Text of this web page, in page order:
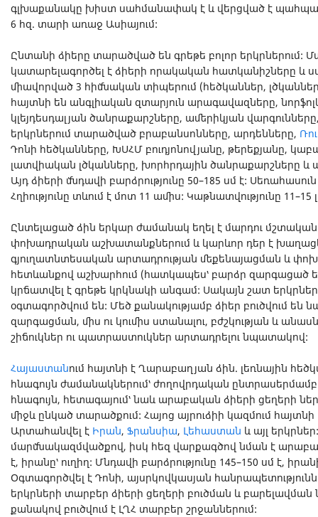
գլխաքանակը խիստ սահմանափակ է և վերցված է
6 հզ. տարի առաջ Ասիայում:
Ընտանի ձիերը տարածված են գրեթե բոլոր երկրներում:
կատարելագործել է ձիերի որակական հատկանիշները և
միավորված 3 հիմնական տիպերում (հեծկաններ,
հայտնի են անգլիական զտարյուն արագավազները,
կլեյդեսդալյան ծանրաքարշները, ամերիկյան
երկրներում տարածված բրաբանսոնները, արդենները,
Դոնի հեծկանները, ԽՍՀՄ բուդյոնովյանը, թերեքյանը,
լատվիական լծկանները, խորհրդային ծանրաքարշները և
Այդ ձիերի մնդավի բարձրությունը 50–185 սմ է:
Հղիությունը տևում է մոտ 11 ամիս: Կաթնատվությունը
Ընտելացած ձին երկար ժամանակ եղել է մարդու
փոխադրական աշխատանքներում և կարևոր դեր է
գյուղատնտեսական արտադրության մեքենայացման և
հետևանքով աշխարհում (հատկապես՝ բարձր զարգացած
կրճատվել է գրեթե կրկնակի անգամ: Սակայն շատ
օգտագործվում են: Մեծ քանակությամբ ձիեր բուծվում են
զարգացման, միս ու կումիս ստանալու, բժշկության և
շիճուկներ ու պատրաստուկներ արտադրելու նպատակով:
Հայաստանում հայտնի է Ղարաբաղյան ձին. լեռնային
հնագույն ժամանակներում՝ ժողովրդական
հնագույն, հետագայում՝ նաև արաբական ձիերի ցեղերի
միջև ընկած տարածքում: Հայոց այրուձիի կազմում
Արտահանվել է Իրան, Ֆրանսիա, Լեհաստան և այլ
մարմնակազմվածքով, իսկ հեզ վարքագծով նման է
է, իրանը՝ ուղիղ: Մնդավի բարձրությունը 145–150 սմ է,
Օգտագործվել է Դոնի, այսրկովկասյան
երկրների տարբեր ձիերի ցեղերի բուծման և
քանակով բուծվում է ԼՂՀ տարբեր շրջաններում: